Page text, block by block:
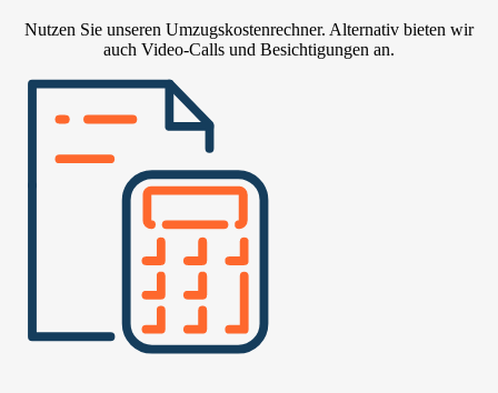
Nutzen Sie unseren Umzugskostenrechner. Alternativ bieten wir
auch Video-Calls und Besichtigungen an.